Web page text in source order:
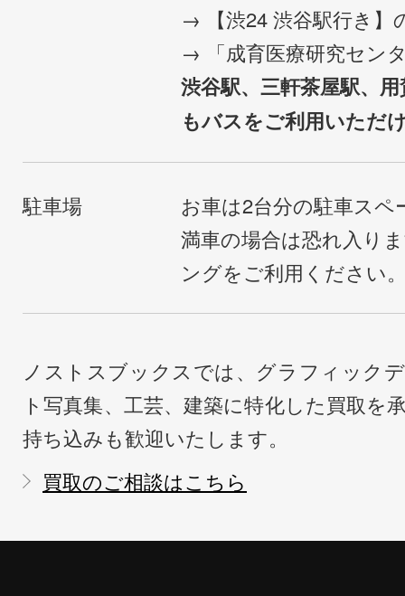
→ 【渋24 渋谷駅行き】
→ 「成育医療研究セン
渋谷駅、三軒茶屋駅、
もバスをご利用いただ
駐車場
お車は2台分の駐車ス
満車の場合は恐れ入り
ングをご利用ください
ノストスブックスでは、グラフィック
ト写真集、工芸、建築に特化した買取を
持ち込みも歓迎いたします。
買取のご相談はこちら